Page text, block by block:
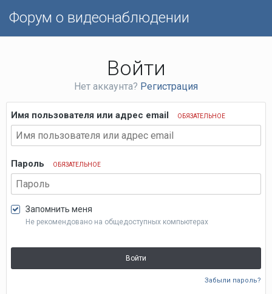
Форум о видеонаблюдении
Войти
Нет аккаунта? Регистрация
Имя пользователя или адрес email ОБЯЗАТЕЛЬНОЕ
Пароль ОБЯЗАТЕЛЬНОЕ
Запомнить меня
Не рекомендовано на общедоступных компьютерах
Войти
Забыли пароль?